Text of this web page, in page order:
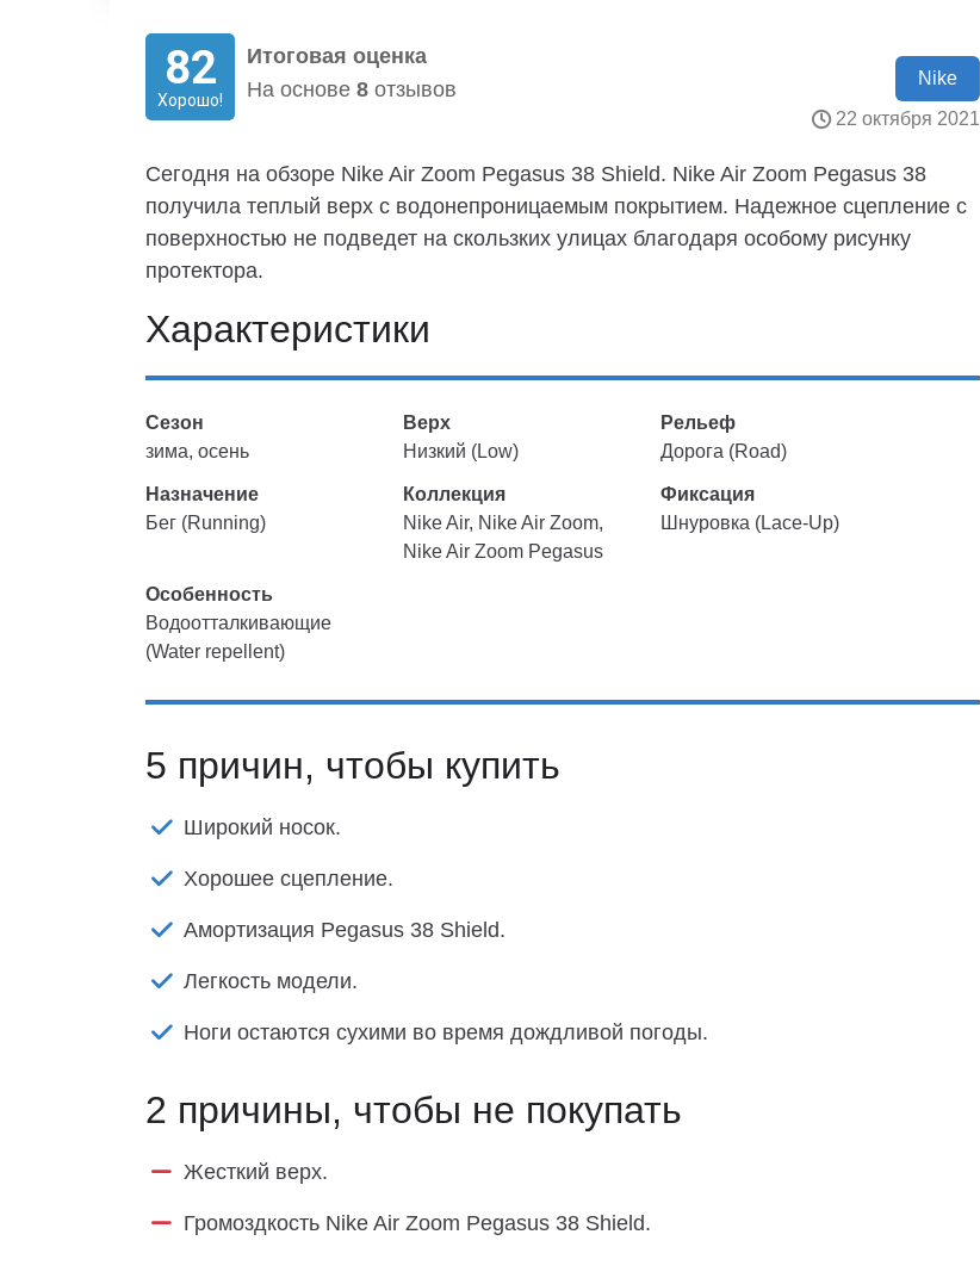
82
Хорошо!
Итоговая оценка
На основе 8 отзывов
Nike
22 октября 2021
Сегодня на обзоре Nike Air Zoom Pegasus 38 Shield. Nike Air Zoom Pegasus 38
получила теплый верх с водонепроницаемым покрытием. Надежное сцепление с
поверхностью не подведет на скользких улицах благодаря особому рисунку
протектора.
Характеристики
Сезон
зима, осень
Верх
Низкий (Low)
Рельеф
Дорога (Road)
Назначение
Бег (Running)
Коллекция
Nike Air, Nike Air Zoom,
Nike Air Zoom Pegasus
Фиксация
Шнуровка (Lace-Up)
Особенность
Водоотталкивающие
(Water repellent)
5 причин, чтобы купить
Широкий носок.
Хорошее сцепление.
Амортизация Pegasus 38 Shield.
Легкость модели.
Ноги остаются сухими во время дождливой погоды.
2 причины, чтобы не покупать
Жесткий верх.
Громоздкость Nike Air Zoom Pegasus 38 Shield.